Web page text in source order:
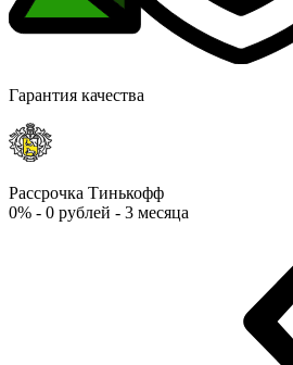
Гарантия качества
Рассрочка Тинькофф
0% - 0 рублей - 3 месяца